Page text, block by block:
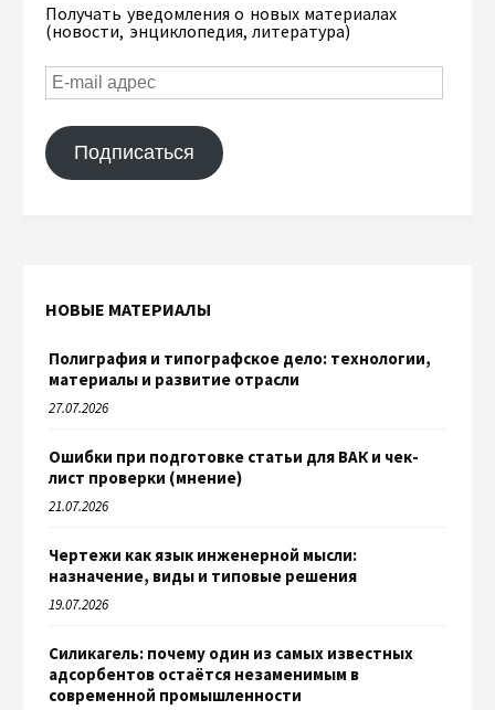
Получать уведомления о новых материалах
(новости, энциклопедия, литература)
Подписаться
НОВЫЕ МАТЕРИАЛЫ
Полиграфия и типографское дело: технологии,
материалы и развитие отрасли
27.07.2026
Ошибки при подготовке статьи для ВАК и чек-
лист проверки (мнение)
21.07.2026
Чертежи как язык инженерной мысли:
назначение, виды и типовые решения
19.07.2026
Силикагель: почему один из самых известных
адсорбентов остаётся незаменимым в
современной промышленности